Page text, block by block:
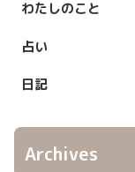
わたしのこと
占い
日記
Archives